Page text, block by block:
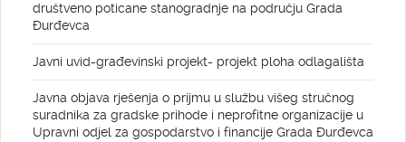
društveno poticane stanogradnje na području Grada
Đurđevca
Javni uvid-građevinski projekt- projekt ploha odlagališta
Javna objava rješenja o prijmu u službu višeg stručnog
suradnika za gradske prihode i neprofitne organizacije u
Upravni odjel za gospodarstvo i financije Grada Đurđevca